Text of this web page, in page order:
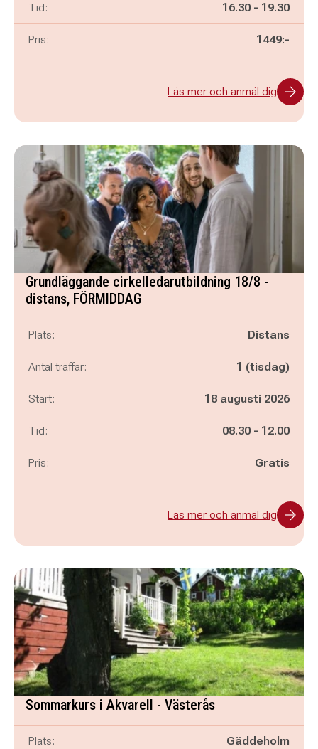
Tid: Pågår mellan
16.30 - och
19.30
Pris: 1449:-
Läs mer och anmäl dig
Grundläggande cirkelledarutbildning 18/8 -
distans, FÖRMIDDAG
Plats: Distans
Antal träffar: 1 (tisdag)
Start: 18 augusti 2026
Tid: Pågår mellan
08.30 - och
12.00
Pris: Gratis
Läs mer och anmäl dig
Sommarkurs i Akvarell - Västerås
Plats:
Gäddeholm